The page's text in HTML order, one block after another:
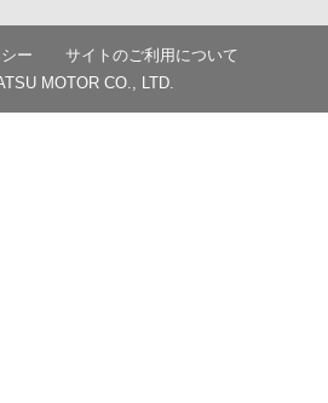
ー
サイトのご利用について
MOTOR CO., LTD.